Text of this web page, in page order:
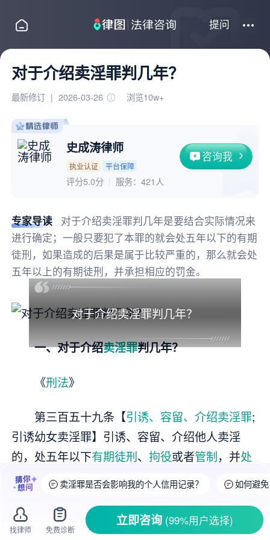
提问
对于介绍卖淫罪判几年？
最新修订 | 2026-03-26 浏览10w+
史成涛律师
执业认证 平台保障
咨询我
评分5.0分 服务： 421人
专家导读
对于介绍卖淫罪判几年是要结合实际情况来
进行确定；一般只要犯了本罪的就会处五年以下的有期
徒刑，如果造成的后果是属于比较严重的，那么就会处
五年以上的有期徒刑，并承担相应的罚金。
对于介绍卖淫罪判几年？
一、对于介绍卖淫罪判几年？
《刑法》
第三百五十九条【引诱、容留、介绍卖淫罪;
引诱幼女卖淫罪】引诱、容留、介绍他人卖淫
的，处五年以下有期徒刑、拘役或者管制，并处
罚金; 情节严重 的，处五年以上有期徒刑，并处 罚
金。引诱不满十四周岁的幼女卖淫的，处五年以
上有期徒刑，并处罚金。
卖淫罪是否会影响我的个人信用记录？ 如何避
找律师 免费诊断
立即咨询 (99%用户选择)